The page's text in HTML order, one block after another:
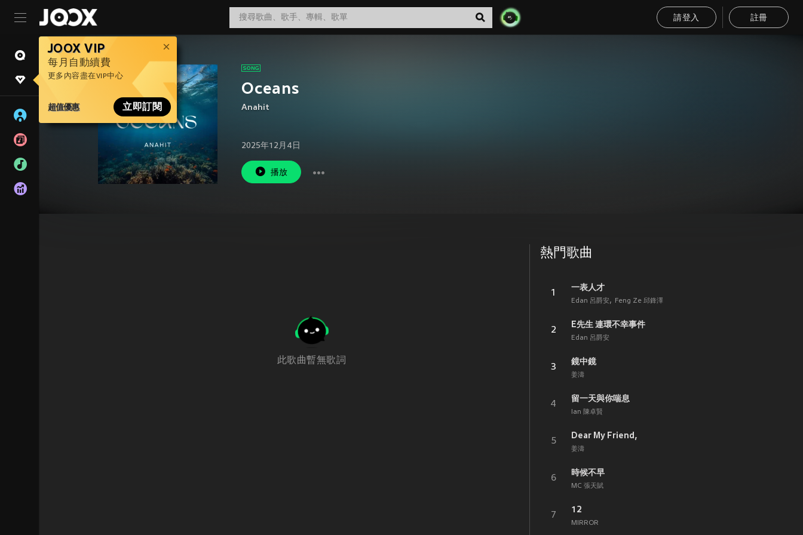
請登入 註冊
JOOX VIP
每月自動續費
更多內容盡在VIP中心
超值優惠 立即訂閱
Oceans
Anahit
2025年12月4日
播放
此歌曲暫無歌詞
熱門歌曲
1
一表人才
Edan 呂爵安 Feng Ze 邱鋒澤
2
E先生 連環不幸事件
Edan 呂爵安
3
鏡中鏡
姜濤
4
留一天與你喘息
Ian 陳卓賢
5
Dear My Friend,
姜濤
6
時候不早
MC 張天賦
7
12
MIRROR